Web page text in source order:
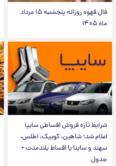
فال قهوه روزانه پنجشنبه ۱۵ مرداد
ماه ۱۴۰۵
شرایط تازه فروش اقساطی سایپا
اعلام شد؛ شاهین، کوییک، اطلس،
سهند و ساینا با اقساط بلندمدت +
جدول